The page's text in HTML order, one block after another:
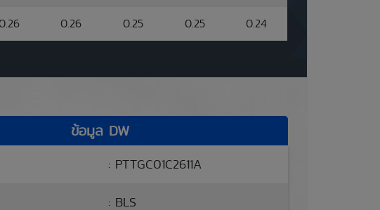
0.26 0.26 0.25 0.25 0.24
ข้อมูล DW
: PTTGC01C2611A
: BLS